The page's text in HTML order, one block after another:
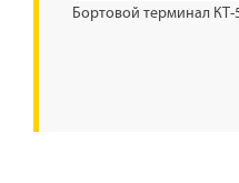
Бортовой терминал КТ-